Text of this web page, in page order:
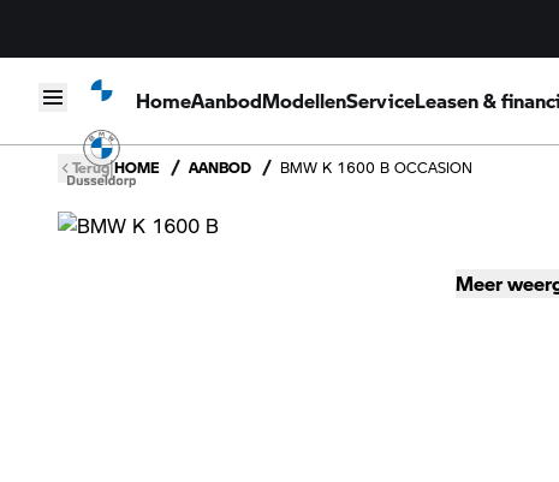
HomeAanbodModellenServiceLeasen &
Skip to content
Terug|HOME AANBOD BMW K 1600 B OCCASION
Meer